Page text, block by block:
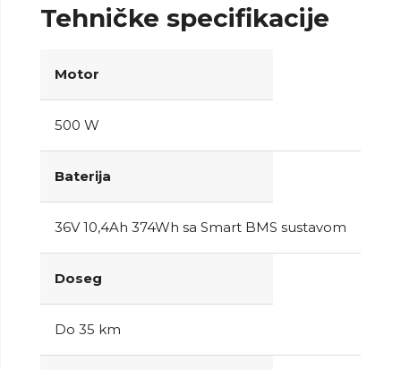
Tehničke specifikacije
Motor
500 W
Baterija
36V 10,4Ah 374Wh sa Smart BMS sustavom
Doseg
Do 35 km